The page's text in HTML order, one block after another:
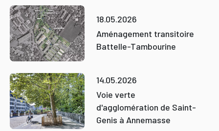
18.05.2026
Aménagement transitoire
Battelle-Tambourine
14.05.2026
Voie verte
d'agglomération de Saint-
Genis à Annemasse